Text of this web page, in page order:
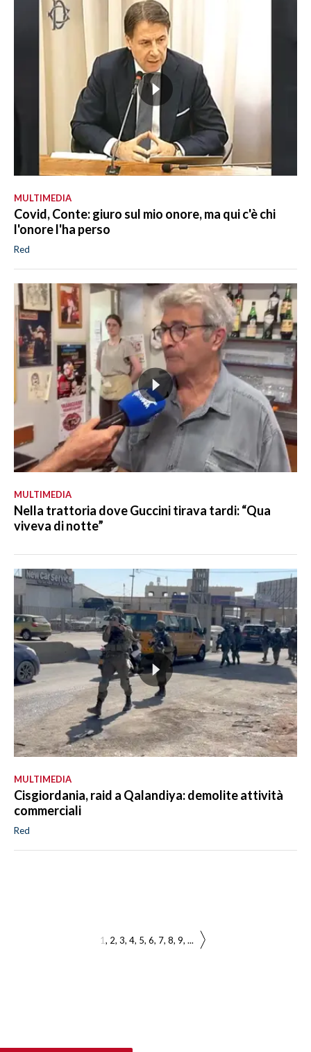
MULTIMEDIA
Covid, Conte: giuro sul mio onore, ma qui c'è chi
l'onore l'ha perso
Red
MULTIMEDIA
Nella trattoria dove Guccini tirava tardi: “Qua
viveva di notte”
MULTIMEDIA
Cisgiordania, raid a Qalandiya: demolite attività
commerciali
Red
1 2 3 4 5 6 7 8 9 ...